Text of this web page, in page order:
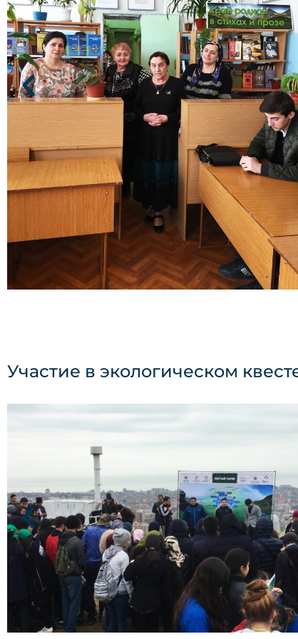
Участие в экологическом